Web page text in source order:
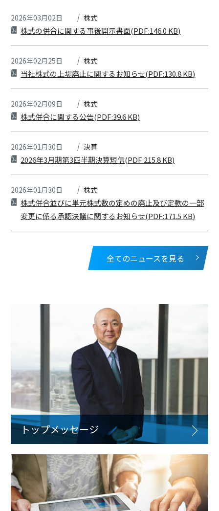
2026年03月02日 株式
株式の併合に関する事後開示書面(PDF:146.0 KB)
2026年02月25日 株式
当社株式の上場廃止に関するお知らせ(PDF:130.8 KB)
2026年02月09日 株式
株式併合に関する公告(PDF:39.6 KB)
2026年01月30日 決算
2026年3月期第3四半期決算短信(PDF:215.8 KB)
2026年01月30日 株式
株式併合並びに単元株式数の定めの廃止及び定款の一部
変更に係る承認決議に関するお知らせ(PDF:171.5 KB)
全てのニュースを見る
トップメッセージ